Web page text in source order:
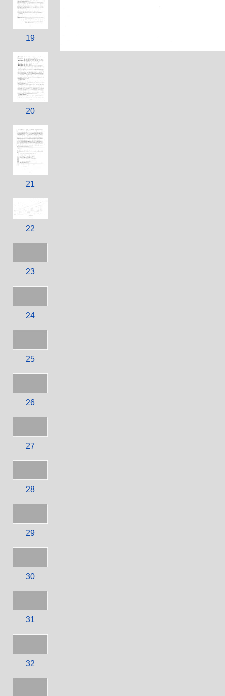
19
20
21
22
23
24
25
26
27
28
29
30
31
32